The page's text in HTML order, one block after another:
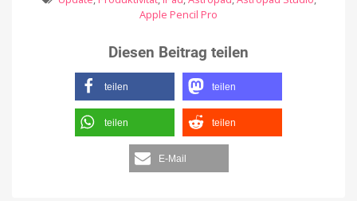
Apple Pencil Pro
Diesen Beitrag teilen
teilen teilen
teilen teilen
E-Mail